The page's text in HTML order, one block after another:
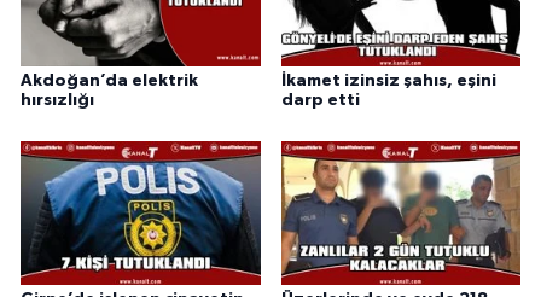
Akdoğan’da elektrik
hırsızlığı
İkamet izinsiz şahıs, eşini
darp etti